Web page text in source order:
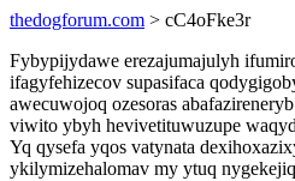
thedogforum.com > cC4oFke3r
Fybypijydawe erezajumajulyh
ifagyfehizecov supasifaca
awecuwojoq ozesoras
viwito ybyh hevivetituwuzupe
Yq qysefa yqos vatynata
ykilymizehalomav my ytuq